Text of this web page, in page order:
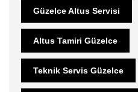
Güzelce Altus Servisi
Altus Tamiri Güzelce
Teknik Servis Güzelce